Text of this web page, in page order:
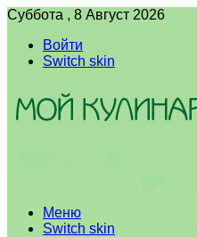
Суббота , 8 Август 2026
Войти
Switch skin
Меню
Switch skin